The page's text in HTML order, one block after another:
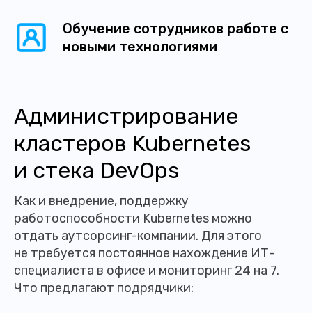
Обучение сотрудников работе с
новыми технологиями
Администрирование
кластеров Kubernetes
и стека DevOps
Как и внедрение, поддержку
работоспособности Kubernetes можно
отдать аутсорсинг-компании. Для этого
не требуется постоянное нахождение ИТ-
специалиста в офисе и мониторинг 24 на 7.
Что предлагают подрядчики: